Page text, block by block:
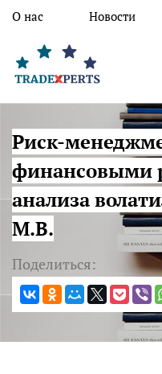
Перейти к основному
О нас Новости
Риск-
финансовыми
анализа
М.В.
Поделиться: